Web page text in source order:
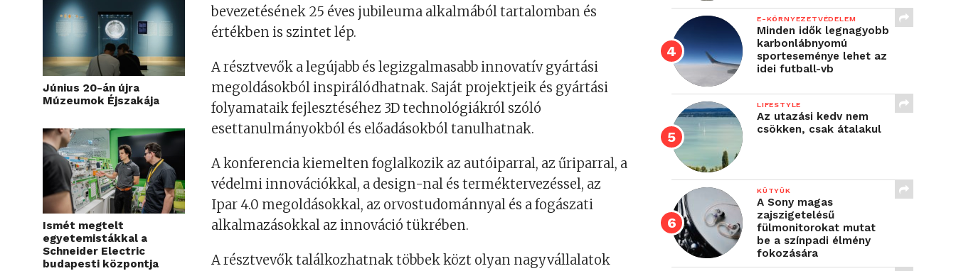
Június 20-án újra
Múzeumok Éjszakája
Ismét megtelt
egyetemistákkal a
Schneider Electric
budapesti központja
bevezetésének 25 éves jubileuma alkalmából tartalomban és
értékben is szintet lép.
A résztvevők a legújabb és legizgalmasabb innovatív gyártási
megoldásokból inspirálódhatnak. Saját projektjeik és gyártási
folyamataik fejlesztéséhez 3D technológiákról szóló
esettanulmányokból és előadásokból tanulhatnak.
A konferencia kiemelten foglalkozik az autóiparral, az űriparral, a
védelmi innovációkkal, a design-nal és terméktervezéssel, az
Ipar 4.0 megoldásokkal, az orvostudománnyal és a fogászati
alkalmazásokkal az innováció tükrében.
A résztvevők találkozhatnak többek közt olyan nagyvállalatok
E-KÖRNYEZETVÉDELEM
Minden idők legnagyobb
karbonlábnyomú
sporteseménye lehet az
idei futball-vb
LIFESTYLE
Az utazási kedv nem
csökken, csak átalakul
KÜTYÜK
A Sony magas
zajszigetelésű
fülmonitorokat mutat
be a színpadi élmény
fokozására